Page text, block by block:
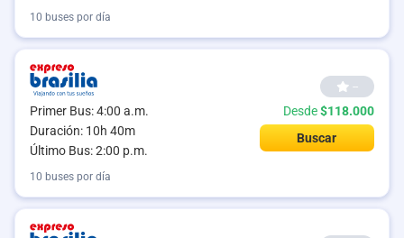
10 buses por día
Primer Bus: 4:00 a.m.
Duración: 10h 40m
Último Bus: 2:00 p.m.
--
Desde$118.000
Buscar
10 buses por día